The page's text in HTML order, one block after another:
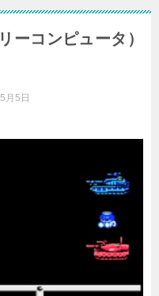
ーコンピュータ）
月5日